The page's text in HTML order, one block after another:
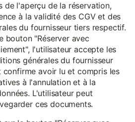
de l'aperçu de la réservation,
à la validité des CGV et des
du fournisseur tiers respectif.
bouton "Réserver avec
l'utilisateur accepte les
générales du fournisseur
avoir lu et compris les
à l'annulation et à la
L'utilisateur peut
ces documents.